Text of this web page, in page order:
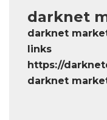
darknet
darknet
links
https://
darknet